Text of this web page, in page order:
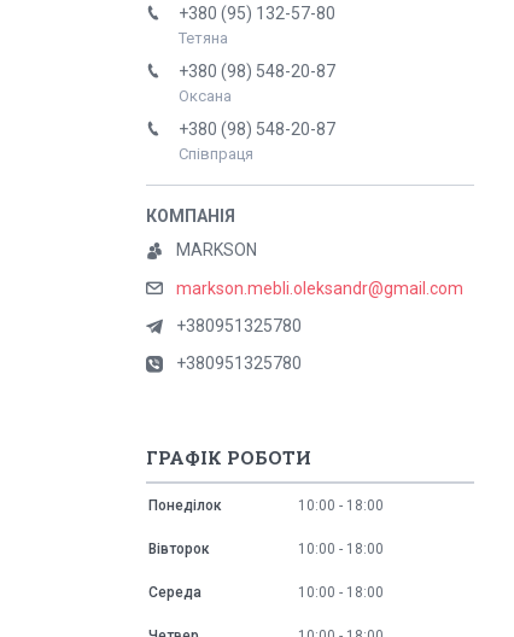
+380 (95) 132-57-80
Тетяна
+380 (98) 548-20-87
Оксана
+380 (98) 548-20-87
Співпраця
MARKSON
markson.mebli.oleksandr@gmail.com
+380951325780
+380951325780
ГРАФІК РОБОТИ
Понеділок 10:00 18:00
Вівторок 10:00 18:00
Середа 10:00 18:00